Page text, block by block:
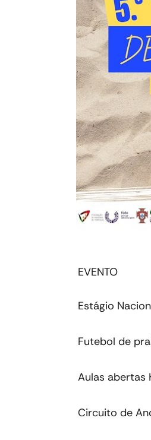
EVENTO
Estágio
Futebol de
Aulas abertas
Circuito de